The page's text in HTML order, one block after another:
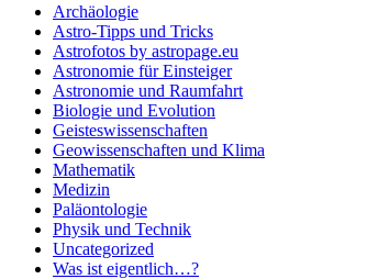
Archäologie
Astro-Tipps und Tricks
Astrofotos by astropage.eu
Astronomie für Einsteiger
Astronomie und Raumfahrt
Biologie und Evolution
Geisteswissenschaften
Geowissenschaften und Klima
Mathematik
Medizin
Paläontologie
Physik und Technik
Uncategorized
Was ist eigentlich…?